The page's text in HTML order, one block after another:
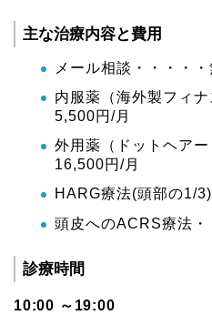
主な治療内容と費用
メール相談・・・・
内服薬（海外製フィ
5,500円/月
外用薬（ドットヘア
16,500円/月
HARG療法(頭部の1/
頭皮へのACRS療法
診療時間
10:00 ～19:00